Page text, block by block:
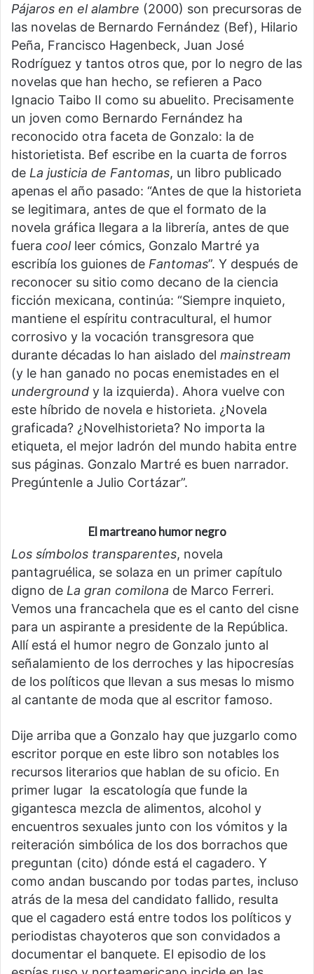
Pájaros en el alambre (2000) son precursoras de
las novelas de Bernardo Fernández (Bef), Hilario
Peña, Francisco Hagenbeck, Juan José
Rodríguez y tantos otros que, por lo negro de las
novelas que han hecho, se refieren a Paco
Ignacio Taibo II como su abuelito. Precisamente
un joven como Bernardo Fernández ha
reconocido otra faceta de Gonzalo: la de
historietista. Bef escribe en la cuarta de forros
de La justicia de Fantomas, un libro publicado
apenas el año pasado: “Antes de que la historieta
se legitimara, antes de que el formato de la
novela gráfica llegara a la librería, antes de que
fuera cool leer cómics, Gonzalo Martré ya
escribía los guiones de Fantomas”. Y después de
reconocer su sitio como decano de la ciencia
ficción mexicana, continúa: “Siempre inquieto,
mantiene el espíritu contracultural, el humor
corrosivo y la vocación transgresora que
durante décadas lo han aislado del mainstream
(y le han ganado no pocas enemistades en el
underground y la izquierda). Ahora vuelve con
este híbrido de novela e historieta. ¿Novela
graficada? ¿Novelhistorieta? No importa la
etiqueta, el mejor ladrón del mundo habita entre
sus páginas. Gonzalo Martré es buen narrador.
Pregúntenle a Julio Cortázar”.
El martreano humor negro
Los símbolos transparentes, novela
pantagruélica, se solaza en un primer capítulo
digno de La gran comilona de Marco Ferreri.
Vemos una francachela que es el canto del cisne
para un aspirante a presidente de la República.
Allí está el humor negro de Gonzalo junto al
señalamiento de los derroches y las hipocresías
de los políticos que llevan a sus mesas lo mismo
al cantante de moda que al escritor famoso.
Dije arriba que a Gonzalo hay que juzgarlo como
escritor porque en este libro son notables los
recursos literarios que hablan de su oficio. En
primer lugar la escatología que funde la
gigantesca mezcla de alimentos, alcohol y
encuentros sexuales junto con los vómitos y la
reiteración simbólica de los dos borrachos que
preguntan (cito) dónde está el cagadero. Y
como andan buscando por todas partes, incluso
atrás de la mesa del candidato fallido, resulta
que el cagadero está entre todos los políticos y
periodistas chayoteros que son convidados a
documentar el banquete. El episodio de los